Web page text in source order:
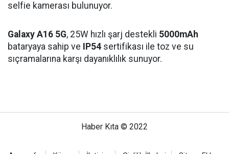
selfie kamerası bulunuyor.
Galaxy A16 5G, 25W hızlı şarj destekli 5000mAh
bataryaya sahip ve
IP54 sertifikası ile toz ve su
sıçramalarına karşı dayanıklılık sunuyor.
Haber Kıta © 2022